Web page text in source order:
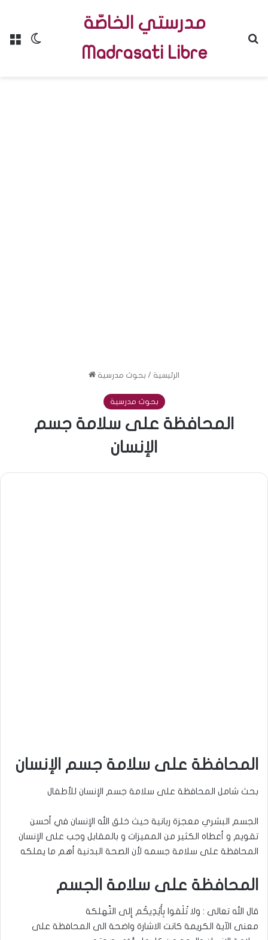
Menu
مدرستي الخاصّة
Madrasati Libre
الرئيسية / بحوث مدرسية
بحوث مدرسية
المحافظة على سلامة جسم
الإنسان
المحافظة على سلامة جسم الإنسان
بحث شامل المحافظة على سلامة جسم الإنسان للأطفال
الجسم البشري معجزة ربانية حيث خلق الله الإنسان في أحسن
تقويم و أعطاه الكثير من المميزات و بالمقابل وجب على الإنسان
المحافظة على سلامة جسمه لأن الصحة البدنية أهم ما يملكه
المحافظة على سلامة الجسم
قال الله تعالى : ولا تُلْقوا بِأَيْدِيكُم إِلى التَّهلكة
معنى الآية الكريمة كانت الاشارة واضحة الى المحافظة على